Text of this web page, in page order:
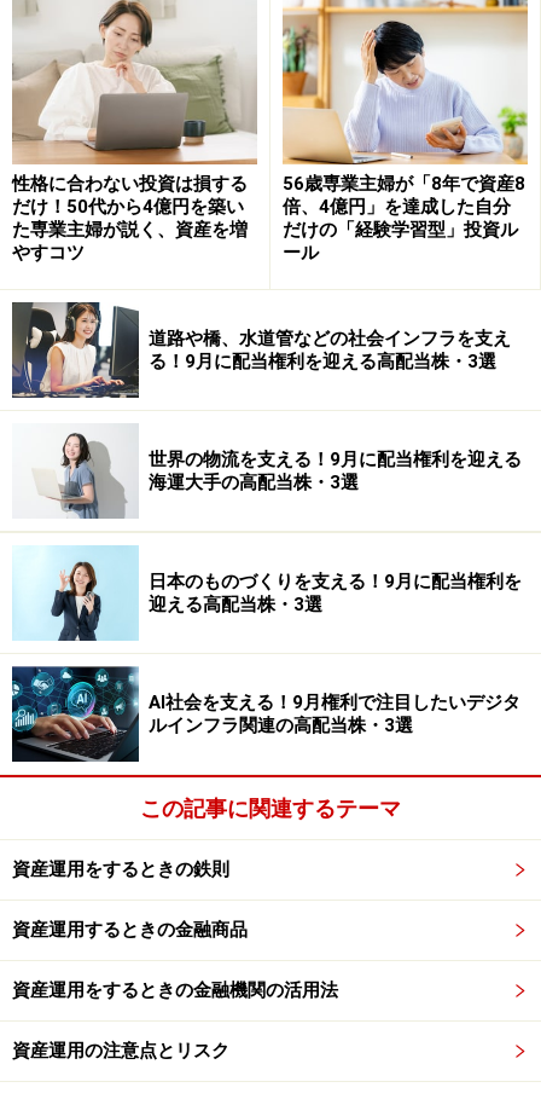
性格に合わない投資は損する
だけ！50代から4億円を築い
た専業主婦が説く、資産を増
やすコツ
56歳専業主婦が「8年で資産8
倍、4億円」を達成した自分
だけの「経験学習型」投資ル
ール
道路や橋、水道管などの社会インフラを支え
る！9月に配当権利を迎える高配当株・3選
世界の物流を支える！9月に配当権利を迎える
海運大手の高配当株・3選
日本のものづくりを支える！9月に配当権利を
迎える高配当株・3選
AI社会を支える！9月権利で注目したいデジタ
ルインフラ関連の高配当株・3選
この記事に関連するテーマ
資産運用をするときの鉄則
資産運用するときの金融商品
資産運用をするときの金融機関の活用法
資産運用の注意点とリスク